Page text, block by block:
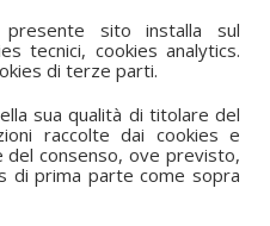
sito installa sul
tecnici, cookies analytics.
di terze parti.
sua qualità di titolare del
raccolte dai cookies e
del consenso, ove previsto,
di prima parte come sopra